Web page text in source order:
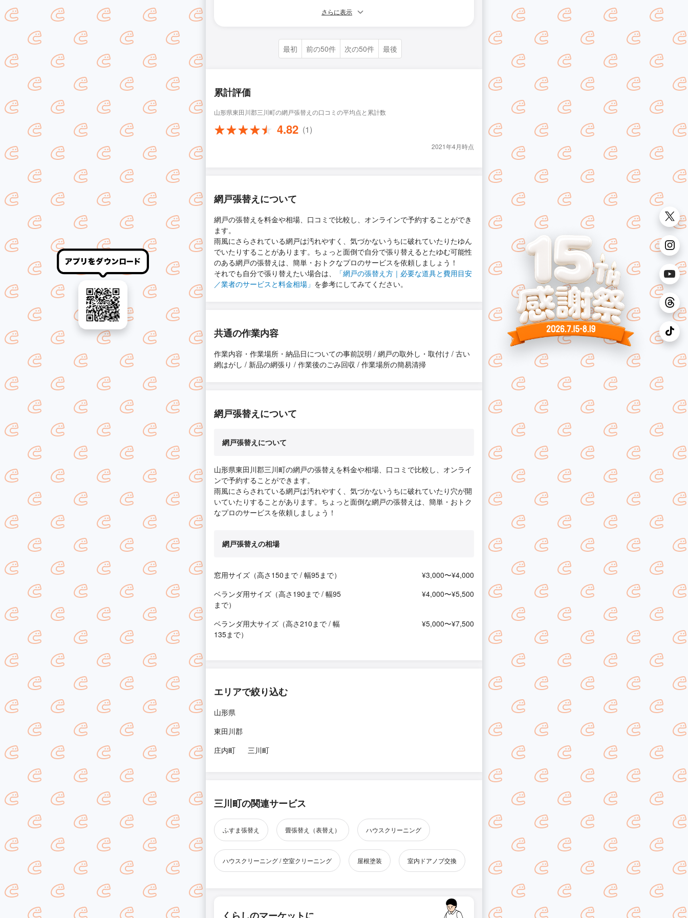
さらに表示
最初 前の50件 次の50件 最後
累計評価
山形県東田川郡三川町の網戸張替えの口コミの平均点と累計数
4.82 (1)
2021年4月時点
網戸張替えについて
網戸の張替えを料金や相場、口コミで比較し、オンラインで予約することができ
ます。
雨風にさらされている網戸は汚れやすく、気づかないうちに破れていたりたゆん
でいたりすることがあります。ちょっと面倒で自分で張り替えるとたゆむ可能性
のある網戸の張替えは、簡単・おトクなプロのサービスを依頼しましょう！
それでも自分で張り替えたい場合は、
「網戸の張替え方｜必要な道具と費用目安
／業者のサービスと料金相場」 を参考にしてみてください。
共通の作業内容
作業内容・作業場所・納品日についての事前説明 / 網戸の取外し・取付け / 古い
網はがし / 新品の網張り / 作業後のごみ回収 / 作業場所の簡易清掃
網戸張替えについて
網戸張替えについて
山形県東田川郡三川町の網戸の張替えを料金や相場、口コミで比較し、オンライ
ンで予約することができます。
雨風にさらされている網戸は汚れやすく、気づかないうちに破れていたり穴が開
いていたりすることがあります。ちょっと面倒な網戸の張替えは、簡単・おトク
なプロのサービスを依頼しましょう！
網戸張替えの相場
窓用サイズ（高さ150まで / 幅95まで）
¥3,000〜¥4,000
ベランダ用サイズ（高さ190まで / 幅95
まで）
¥4,000〜¥5,500
ベランダ用大サイズ（高さ210まで / 幅
135まで）
¥5,000〜¥7,500
エリアで絞り込む
山形県
東田川郡
庄内町
三川町
三川町の関連サービス
ふすま張替え 畳張替え（表替え） ハウスクリーニング
ハウスクリーニング / 空室クリーニング 屋根塗装 室内ドアノブ交換